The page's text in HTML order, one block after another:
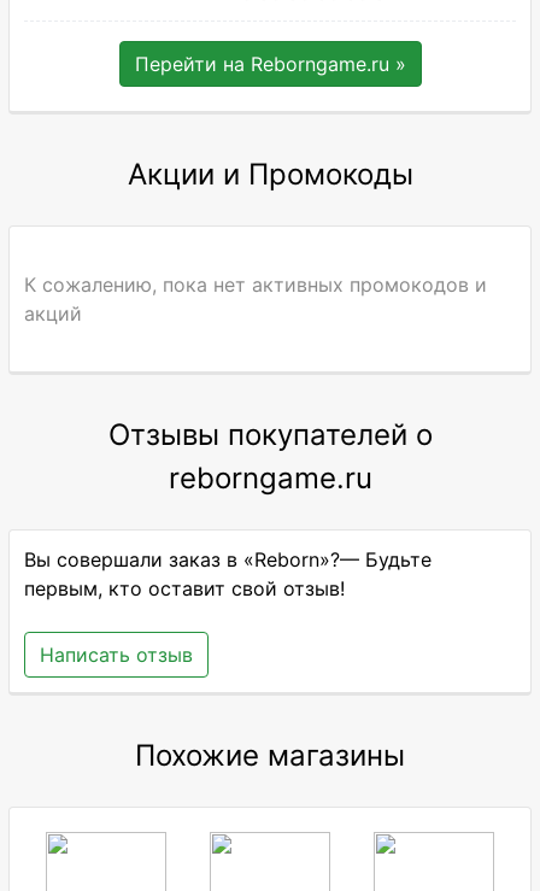
Перейти на Reborngame.ru »
Акции и Промокоды
К сожалению, пока нет активных промокодов и
акций
Отзывы покупателей о
reborngame.ru
Вы совершали заказ в «Reborn»?— Будьте
первым, кто оставит свой отзыв!
Написать отзыв
Похожие магазины